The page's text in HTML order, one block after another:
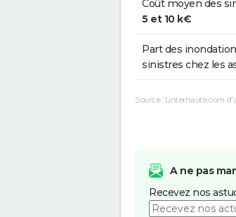
Boue
Boue
Coût moyen des
5 et 10 k€
Part des
sinistres chez les
Source : Linternaute.com
A ne pas
Recevez nos